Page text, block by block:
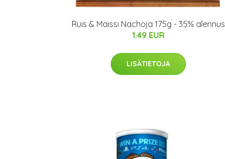
Ruis & Maissi Nachoja 175g - 35% alennus
1.49 EUR
LISÄTIETOJA